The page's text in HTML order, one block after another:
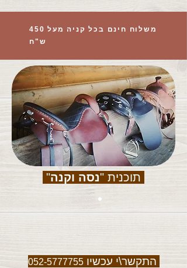
משלוח חינם בכל קניה מעל 450
ש"ח
תוכנית "נסה וקנה"
התקשר\י עכשיו052-5777755